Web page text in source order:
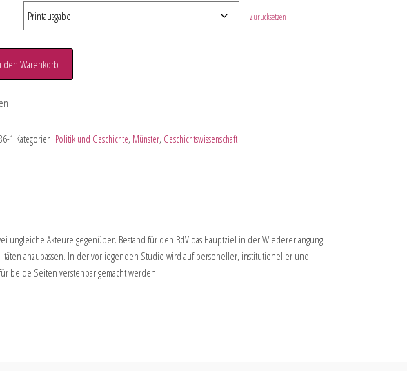
Zurücksetzen
den Warenkorb
1 Kategorien: Politik und Geschichte, Münster, Geschichtswissenschaft
ungleiche Akteure gegenüber. Bestand für den BdV das Hauptziel in der Wiedererlangung
anzupassen. In der vorliegenden Studie wird auf personeller, institutioneller und
beide Seiten verstehbar gemacht werden.